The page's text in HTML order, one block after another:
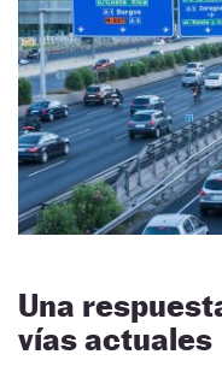
Una
vías actuales